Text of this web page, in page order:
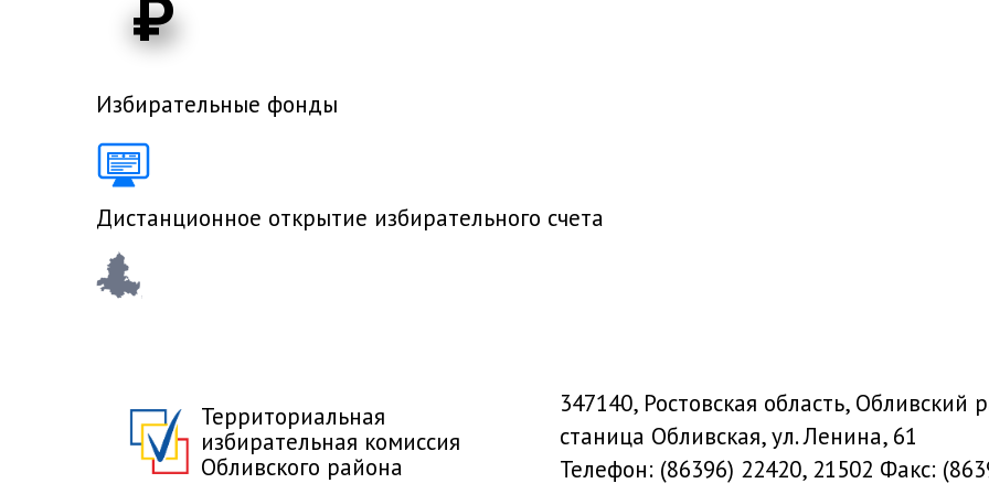
₽
Избирательные фонды
Дистанционное открытие избирательного счета
Территориальная
избирательная комиссия
Обливского района
347140, Ростовская область, Обливский
станица Обливская, ул. Ленина, 61
Телефон: (86396) 22420, 21502 Факс: